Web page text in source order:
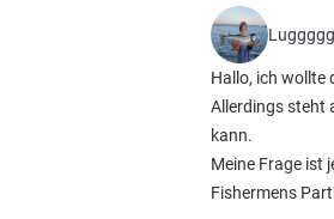
Hallo, ich wollte
Allerdings steht
kann.
Meine Frage ist
Fishermens